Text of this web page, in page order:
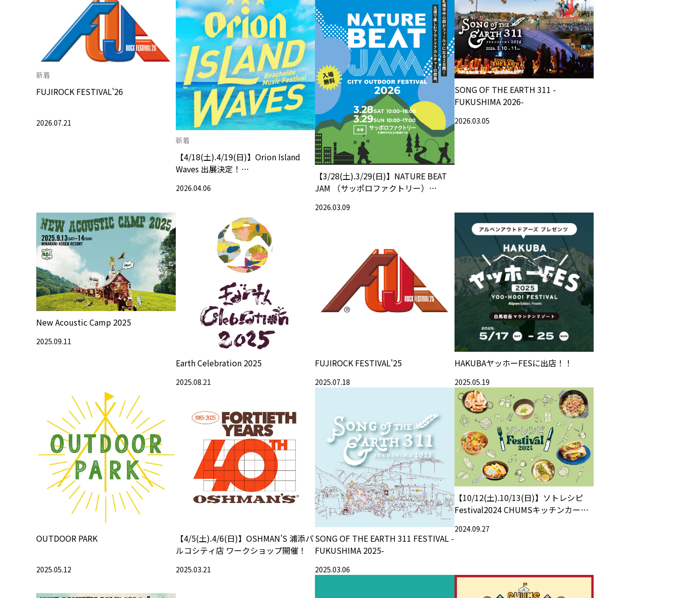
新着
FUJIROCK FESTIVAL'26
2026.07.21
新着
【4/18(土).4/19(日)】Orion Island
Waves 出展決定！
ボアイテムを会場で販売
2026.04.06
【3/28(土).3/29(日)】NATURE BEAT
JAM （サッポロファクトリー）
2026.03.09
SONG OF THE EARTH 311 -
FUKUSHIMA 2026-
2026.03.05
New Acoustic Camp 2025
2025.09.11
Earth Celebration 2025
2025.08.21
FUJIROCK FESTIVAL'25
2025.07.18
HAKUBAヤッホーFESに出店！！
2025.05.19
OUTDOOR PARK
2025.05.12
【4/5(土).4/6(日)】OSHMAN’S 浦添パ
ルコシティ店 ワークショップ開催！
2025.03.21
SONG OF THE EARTH 311 FESTIVAL -
FUKUSHIMA 2025-
2025.03.06
【10/12(土).10/13(日)】ソトレシピ
Festival2024 CHUMSキッチンカー出
2024.09.27